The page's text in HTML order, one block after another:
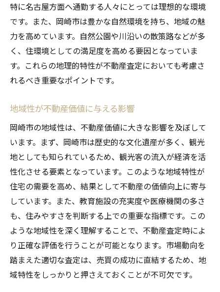
具体的ステップで紐解く岡崎市不動産査定の成
功法
初めての不動産査定を成功に導くための手
順
査定に向けた事前準備と必要書類のチェッ
ク
査定プロセスでの注意点と落とし穴
不動産業者とのコミュニケーションの重要
査定後の交渉を有利に進めるための秘訣
査定結果を基にした次のステップの選択
岡崎市の不動産査定地域市場動向の押さえるべ
き要点とは
市場動向を把握するための主要指標
岡崎市の不動産市場で注目すべき動向
近い未来の市場予測とその根拠
岡崎市の不動産価格に影響を与える外的要
因
特に名古屋方面へ通勤する人々にとっては理想的な環境
です。また、岡崎市は豊かな自然環境を持ち、地域の魅
力を高めています。自然公園や川沿いの散策路などが多
く、住環境としての満足度を高める要因となっていま
す。これらの地理的特性が不動産査定においても考慮さ
れるべき重要なポイントです。
地域性が不動産価値に与える影響
岡崎市の地域性は、不動産価値に大きな影響を及ぼして
います。まず、岡崎市は歴史的な文化遺産が多く、観光
地としても知られているため、観光客の流入が経済を活
性化させる要素となっています。このような地域特性が
住宅の需要を高め、結果として不動産の価値向上に寄与
しています。また、教育施設の充実度や医療機関の多さ
も、住みやすさを判断する上での重要な指標です。この
ような地域性を深く理解することで、不動産査定時によ
り正確な評価を行うことが可能となります。市場動向を
踏まえた適切な査定は、売買の成功に直結するため、地
域特性をしっかりと押さえておくことが不可欠です。